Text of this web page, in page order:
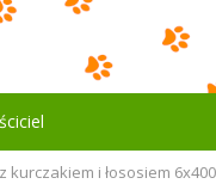
i łososiem